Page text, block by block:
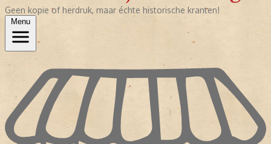
Geen kopie of herdruk, maar échte historische kranten!
Menu